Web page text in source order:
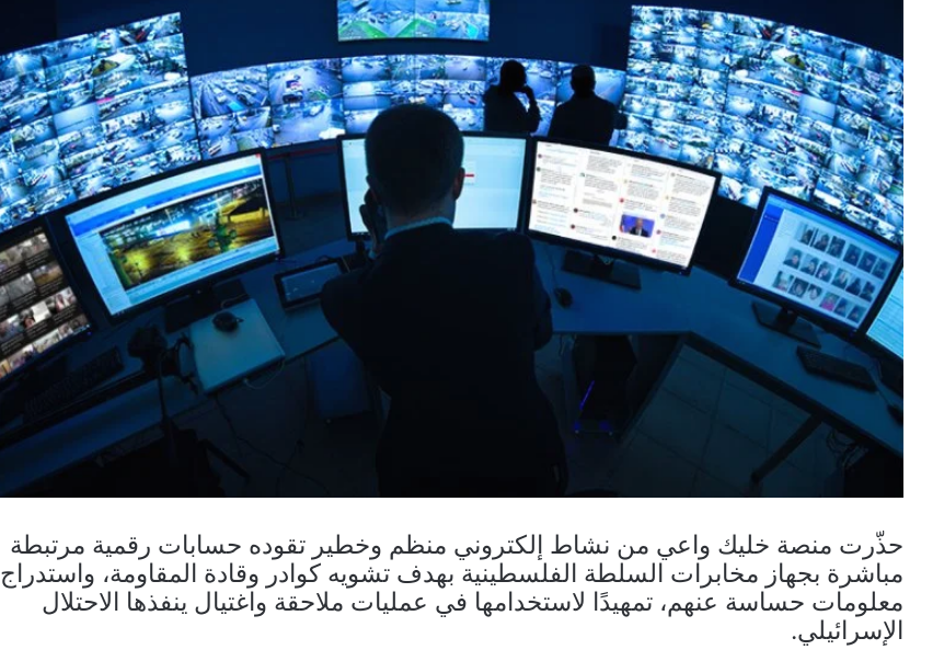
حذّرت منصة خليك واعي من نشاط إلكتروني منظم وخطير تقوده حسابات رقمية مرتبطة
مباشرة بجهاز مخابرات السلطة الفلسطينية بهدف تشويه كوادر وقادة المقاومة، واستدراج
معلومات حساسة عنهم، تمهيدًا لاستخدامها في عمليات ملاحقة واغتيال ينفذها الاحتلال
الإسرائيلي.